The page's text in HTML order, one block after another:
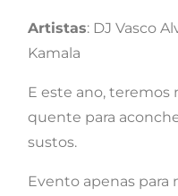
Artistas: DJ Vasco
Kamala
E este ano, teremos
quente para
sustos.
Evento apenas para